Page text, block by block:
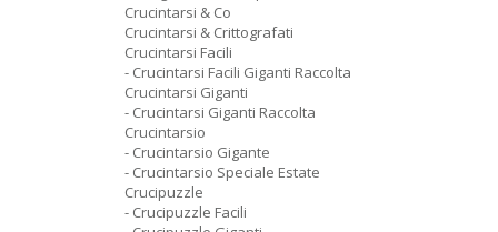
Crucintarsi & Co
Crucintarsi & Crittografati
Crucintarsi Facili
- Crucintarsi Facili Giganti Raccolta
Crucintarsi Giganti
- Crucintarsi Giganti Raccolta
Crucintarsio
- Crucintarsio Gigante
- Crucintarsio Speciale Estate
Crucipuzzle
- Crucipuzzle Facili